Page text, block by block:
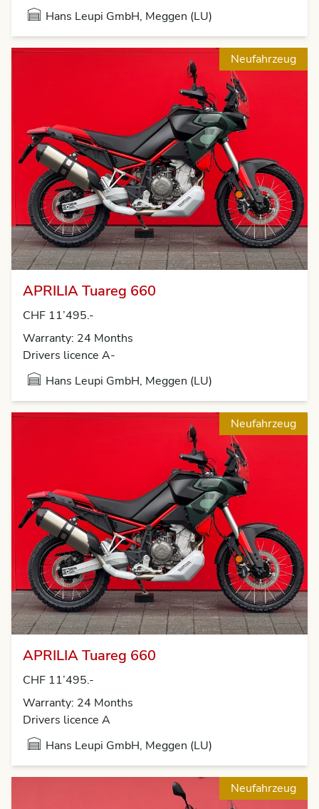
Hans Leupi GmbH, Meggen (LU)
Neufahrzeug
APRILIA Tuareg 660
CHF 11’495.-
Warranty: 24 Months
Drivers licence A-
Hans Leupi GmbH, Meggen (LU)
Neufahrzeug
APRILIA Tuareg 660
CHF 11’495.-
Warranty: 24 Months
Drivers licence A
Hans Leupi GmbH, Meggen (LU)
Neufahrzeug